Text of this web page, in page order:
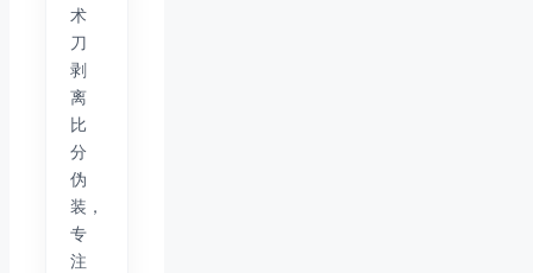
术
刀
剥
离
比
分
伪
装，
专
注